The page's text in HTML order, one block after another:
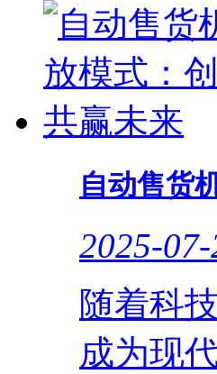
自动售货
2025-07-
随着科
成为现